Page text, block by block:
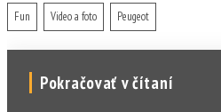
Fun Video a foto Peugeot
Pokračovať v čítaní